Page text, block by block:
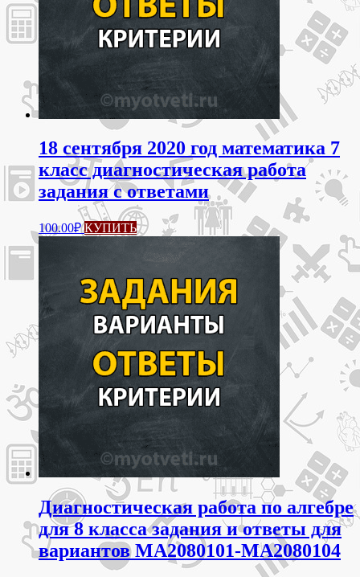
18 сентября 2020 год математика 7
класс диагностическая работа
задания с ответами
100.00₽ КУПИТЬ
Диагностическая работа по алгебре
для 8 класса задания и ответы для
вариантов МА2080101-МА2080104